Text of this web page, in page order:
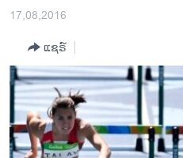
ຫາ
ຂ່າວ​ຈີນ
ໂລກ
ເອເຊຍ
ອິດສະຫຼະພາບດ້ານການຂ່າວ
ຊີວິດຊາວລາວ
17,08,2016
ແຊຣ໌